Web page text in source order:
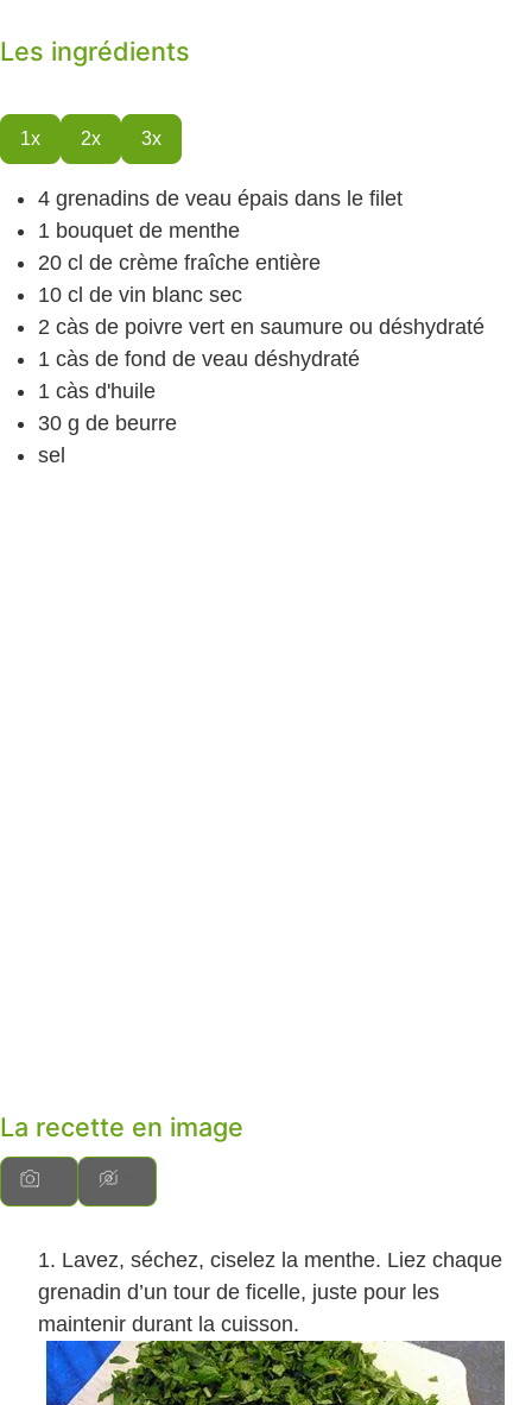
Les ingrédients
1x 2x 3x
4 grenadins de veau épais dans le filet
1 bouquet de menthe
20 cl de crème fraîche entière
10 cl de vin blanc sec
2 càs de poivre vert en saumure ou déshydraté
1 càs de fond de veau déshydraté
1 càs d'huile
30 g de beurre
sel
La recette en image
Lavez, séchez, ciselez la menthe. Liez chaque
grenadin d’un tour de ficelle, juste pour les
maintenir durant la cuisson.